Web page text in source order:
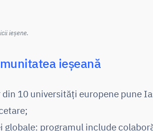
ieșene.
ieșeană
10 universități europene pune
programul include